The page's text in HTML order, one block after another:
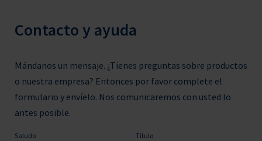
Contacto y ayuda
Mándanos un mensaje. ¿Tienes preguntas sobre productos
o nuestra empresa? Entonces por favor complete el
formulario y envíelo. Nos comunicaremos con usted lo
antes posible.
Saludo Título